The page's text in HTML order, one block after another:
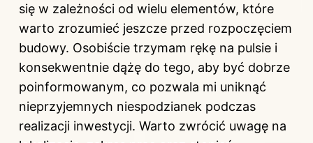
się w zależności od wielu elementów, które
warto zrozumieć jeszcze przed rozpoczęciem
budowy. Osobiście trzymam rękę na pulsie i
konsekwentnie dążę do tego, aby być dobrze
poinformowanym, co pozwala mi uniknąć
nieprzyjemnych niespodzianek podczas
realizacji inwestycji. Warto zwrócić uwagę na